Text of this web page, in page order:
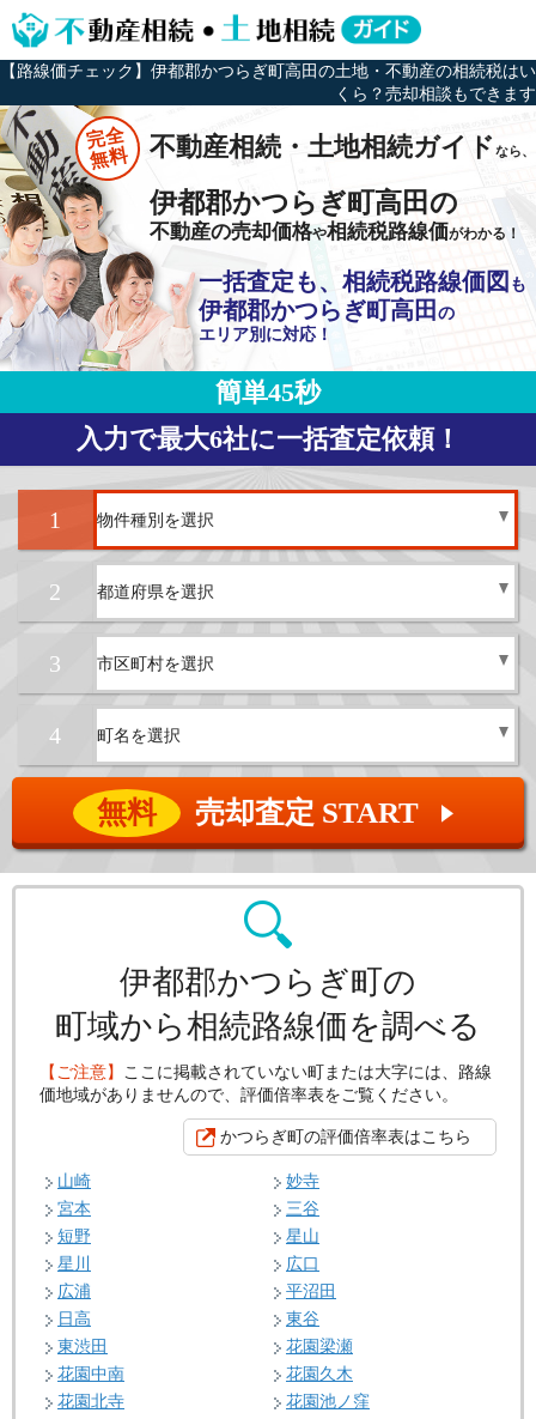
【路線価チェック】伊都郡かつらぎ町高田の土地・不動産の相続税はい
くら？売却相談もできます
完全
無料 不動産相続・土地相続ガイドなら、
伊都郡かつらぎ町高田の
不動産の売却価格や相続税路線価がわかる！
一括査定も、相続税路線価図 も
伊都郡かつらぎ町高田 の
エリア別に対応！
簡単45秒
入力で最大6社に一括査定依頼！
1
2
3
4
無料 売却査定 START ▲
伊都郡かつらぎ町の
町域から相続路線価を調べる
【ご注意】 ここに掲載されていない町または大字には、路線
価地域がありませんので、評価倍率表をご覧ください。
かつらぎ町の評価倍率表はこちら
山崎
妙寺
宮本
三谷
短野
星山
星川
広口
広浦
平沼田
日高
東谷
東渋田
花園梁瀬
花園中南
花園久木
花園北寺
花園池ノ窪